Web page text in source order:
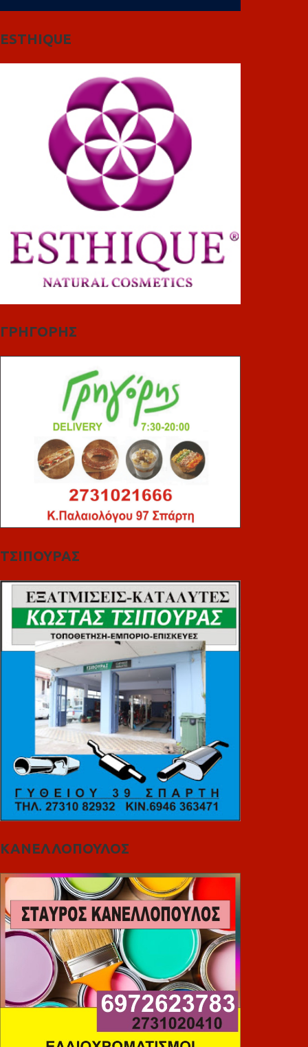
ESTHIQUE
ΓΡΗΓΟΡΗΣ
ΤΣΙΠΟΥΡΑΣ
ΚΑΝΕΛΛΟΠΟΥΛΟΣ